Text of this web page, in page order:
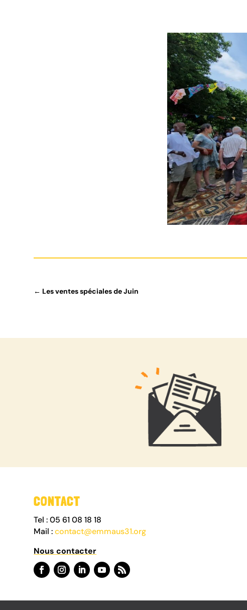
← Les ventes spéciales de Juin
CONTACT
Tel : 05 61 08 18 18
Mail :contact@emmaus31.org
Nous contacter